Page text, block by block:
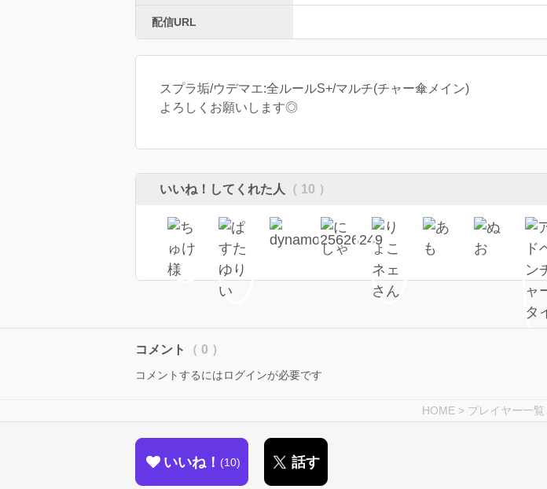
配信URL
スプラ垢/ウデマエ:全ルールS+/マルチ(チャー傘メイン)
よろしくお願いします◎
いいね！してくれた人 （ 10 ）
コメント （ 0 ）
コメントするにはログインが必要です
HOME > プレイヤー一覧
いいね！ 10 話す